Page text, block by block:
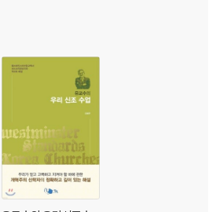
저서로는 『개혁 교의학: 송영으로서의